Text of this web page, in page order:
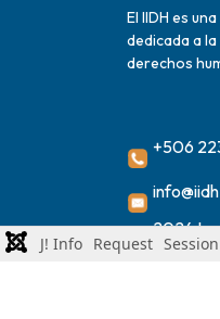
El IIDH es
dedicada a
derechos
+506
2024
Humanos
J! Info Request Session